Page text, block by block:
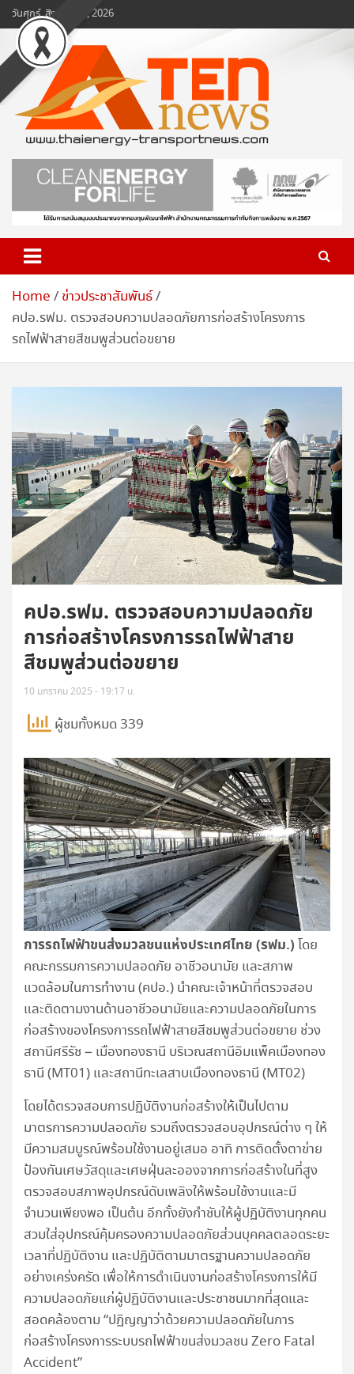
Skip
to
content
วันศุกร์, สิงหาคม 7, 2026
www.ten-news.com
ข่าวพลังงานและคมนาคม
Home
ข่าวประชาสัมพันธ์
คปอ.รฟม. ตรวจสอบความปลอดภัยการก่อสร้างโครงการ
รถไฟฟ้าสายสีชมพูส่วนต่อขยาย
คปอ.รฟม. ตรวจสอบความปลอดภัย
การก่อสร้างโครงการรถไฟฟ้าสาย
สีชมพูส่วนต่อขยาย
10 มกราคม 2025 - 19:17 น.
ผู้ชมทั้งหมด 339
การรถไฟฟ้าขนส่งมวลชนแห่งประเทศไทย (รฟม.) โดย
คณะกรรมการความปลอดภัย อาชีวอนามัย และสภาพ
แวดล้อมในการทำงาน (คปอ.) นำคณะเจ้าหน้าที่ตรวจสอบ
และติดตามงานด้านอาชีวอนามัยและความปลอดภัยในการ
ก่อสร้างของโครงการรถไฟฟ้าสายสีชมพูส่วนต่อขยาย ช่วง
สถานีศรีรัช – เมืองทองธานี บริเวณสถานีอิมแพ็คเมืองทอง
ธานี (MT01) และสถานีทะเลสาบเมืองทองธานี (MT02)
โดยได้ตรวจสอบการปฏิบัติงานก่อสร้างให้เป็นไปตาม
มาตรการความปลอดภัย รวมถึงตรวจสอบอุปกรณ์ต่าง ๆ ให้
มีความสมบูรณ์พร้อมใช้งานอยู่เสมอ อาทิ การติดตั้งตาข่าย
ป้องกันเศษวัสดุและเศษฝุ่นละอองจากการก่อสร้างในที่สูง
ตรวจสอบสภาพอุปกรณ์ดับเพลิงให้พร้อมใช้งานและมี
จำนวนเพียงพอ เป็นต้น อีกทั้งยังกำชับให้ผู้ปฏิบัติงานทุกคน
สวมใส่อุปกรณ์คุ้มครองความปลอดภัยส่วนบุคคลตลอดระยะ
เวลาที่ปฏิบัติงาน และปฏิบัติตามมาตรฐานความปลอดภัย
อย่างเคร่งครัด เพื่อให้การดำเนินงานก่อสร้างโครงการให้มี
ความปลอดภัยแก่ผู้ปฏิบัติงานและประชาชนมากที่สุดและ
สอดคล้องตาม “ปฏิญญาว่าด้วยความปลอดภัยในการ
ก่อสร้างโครงการระบบรถไฟฟ้าขนส่งมวลชน Zero Fatal
Accident”